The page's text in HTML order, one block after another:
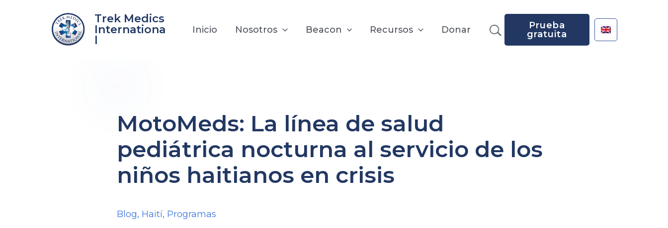
Trek Medics
Internationa
Inicio Nosotros Beacon Recursos Donar
Prueba
gratuita
MotoMeds: La línea de salud
pediátrica nocturna al servicio de los
niños haitianos en crisis
Blog, Haití, Programas